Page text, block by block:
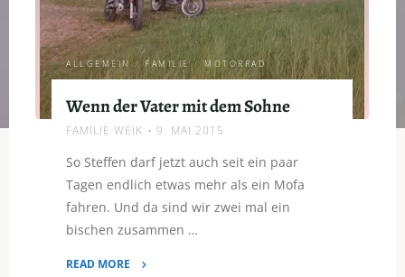
ALLGEMEIN / FAMILIE / MOTORRAD
Wenn der Vater mit dem Sohne
FAMILIE WEIK 9. MAI 2015
So Steffen darf jetzt auch seit ein paar
Tagen endlich etwas mehr als ein Mofa
fahren. Und da sind wir zwei mal ein
bischen zusammen …
READ MORE